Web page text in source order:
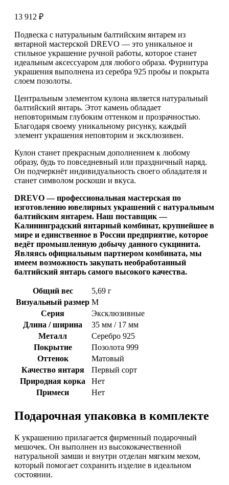
13 912 ₽
Подвеска с натуральным балтийским янтарем из
янтарной мастерской DREVO — это уникальное и
стильное украшение ручной работы, которое станет
идеальным аксессуаром для любого образа. Фурнитура
украшения выполнена из серебра 925 пробы и покрыта
слоем позолоты.
Центральным элементом кулона является натуральный
балтийский янтарь. Этот камень обладает
неповторимым глубоким оттенком и прозрачностью.
Благодаря своему уникальному рисунку, каждый
элемент украшения неповторим и эксклюзивен.
Кулон станет прекрасным дополнением к любому
образу, будь то повседневный или праздничный наряд.
Он подчеркнёт индивидуальность своего обладателя и
станет символом роскоши и вкуса.
DREVO — профессиональная мастерская по
изготовлению ювелирных украшений с натуральным
балтийским янтарем. Наш поставщик —
Калининградский янтарный комбинат, крупнейшее в
мире и единственное в России предприятие, которое
ведёт промышленную добычу данного сукцинита.
Являясь официальным партнером комбината, мы
имеем возможность закупать необработанный
балтийский янтарь самого высокого качества.
Общий вес
5,69 г
Визуальный размер M
Серия
Эксклюзивные
Длина / ширина
35 мм / 17 мм
Металл
Серебро 925
Покрытие
Позолота 999
Оттенок
Матовый
Качество янтаря
Первый сорт
Природная корка
Нет
Примеси
Нет
Подарочная упаковка в комплекте
К украшению прилагается фирменный подарочный
мешочек. Он выполнен из высококачественной
натуральной замши и внутри отделан мягким мехом,
который помогает сохранить изделие в идеальном
состоянии.